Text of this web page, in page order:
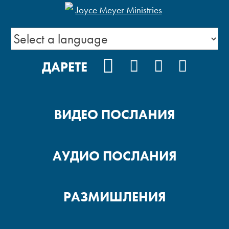
ДАРЕТЕ FACEBOOK
INSTAGRAM
YOUTUBE
ВИДЕО ПОСЛАНИЯ
АУДИО ПОСЛАНИЯ
РАЗМИШЛЕНИЯ